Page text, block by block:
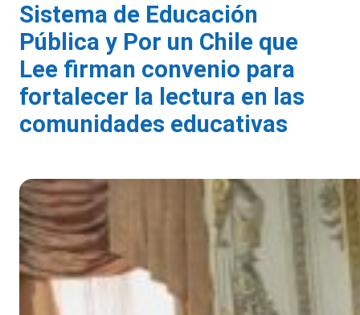
Sistema de Educación
Pública y Por un Chile que
Lee firman convenio para
fortalecer la lectura en las
comunidades educativas